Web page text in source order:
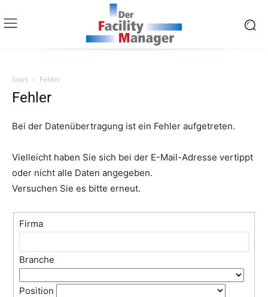
Start Fehler
Fehler
Bei der Datenübertragung ist ein Fehler aufgetreten.
Vielleicht haben Sie sich bei der E-Mail-Adresse vertippt
oder nicht alle Daten angegeben.
Versuchen Sie es bitte erneut.
Firma
Branche
Position